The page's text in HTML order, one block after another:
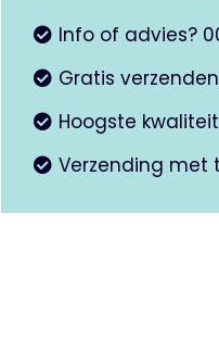
aantalInfo of advies?
Gratis
Hoogste
Verzending met